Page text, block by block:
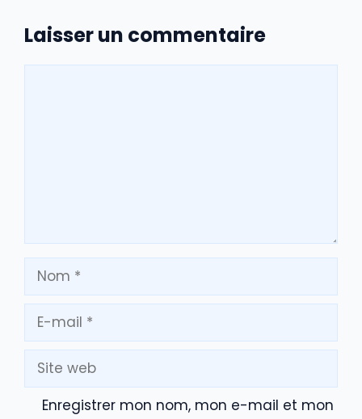
Laisser un commentaire
Nom
mail
Site
web
Enregistrer mon nom, mon e-mail et mon